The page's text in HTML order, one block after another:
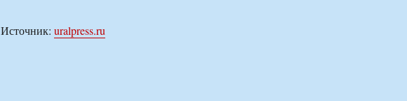
Источник: uralpress.ru